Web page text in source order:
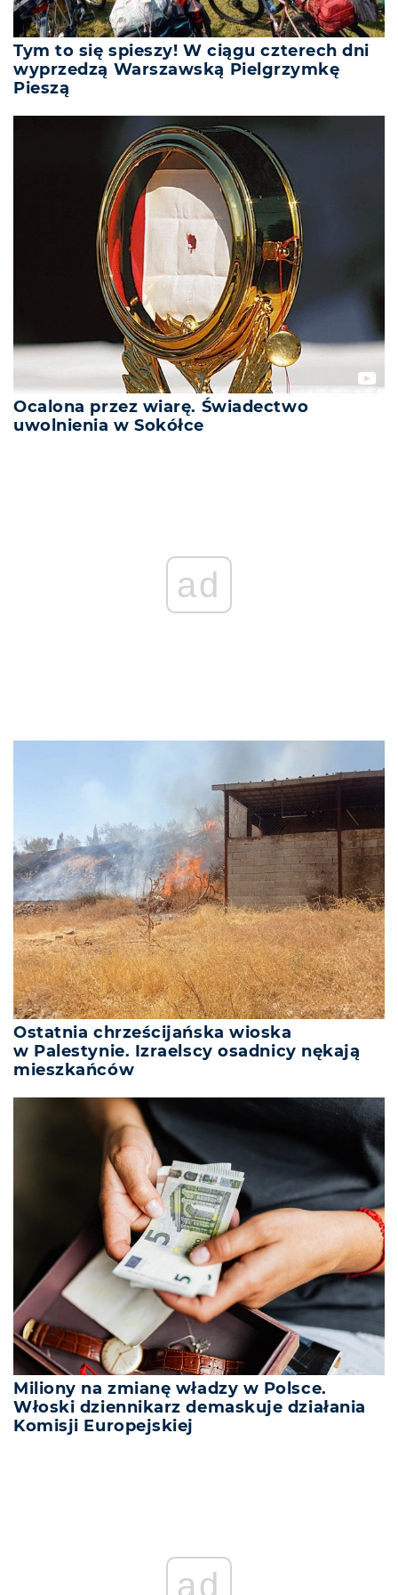
Tym to się spieszy! W ciągu czterech dni
wyprzedzą Warszawską Pielgrzymkę
Pieszą
Ocalona przez wiarę. Świadectwo
uwolnienia w Sokółce
ad
Ostatnia chrześcijańska wioska
w Palestynie. Izraelscy osadnicy nękają
mieszkańców
Miliony na zmianę władzy w Polsce.
Włoski dziennikarz demaskuje działania
Komisji Europejskiej
ad